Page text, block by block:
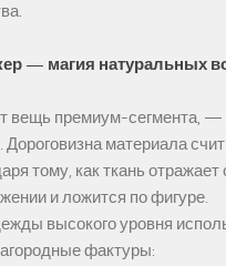
— магия натуральных
вещь премиум-сегмента, —
Дороговизна материала
тому, как ткань отражает
и ложится по фигуре.
высокого уровня
фактуры: